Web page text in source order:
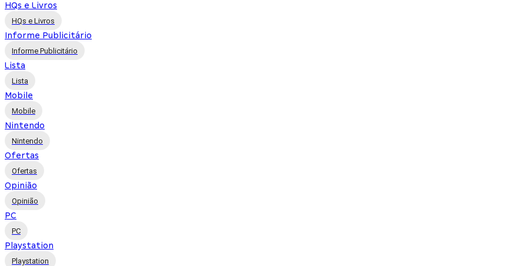
HQs e Livros
HQs e Livros
Informe Publicitário
Informe Publicitário
Lista
Lista
Mobile
Mobile
Nintendo
Nintendo
Ofertas
Ofertas
Opinião
Opinião
PC
PC
Playstation
Playstation